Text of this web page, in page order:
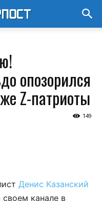
опозорился
Z-патриоты
149
Денис Казанский
канале в